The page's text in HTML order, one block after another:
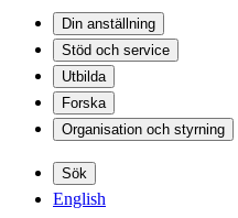
Din anställning
Stöd och service
Utbilda
Forska
Organisation och styrning
Sök
English